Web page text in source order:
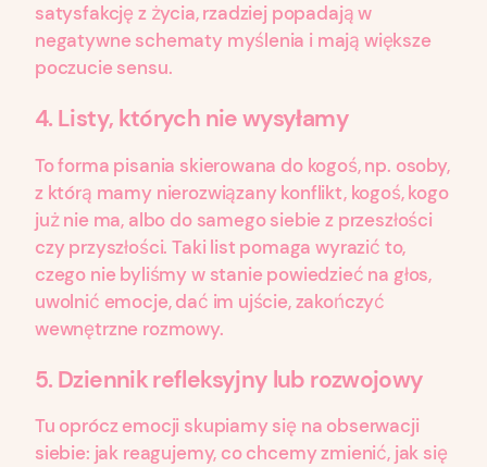
satysfakcję z życia, rzadziej popadają w
negatywne schematy myślenia i mają większe
poczucie sensu.
4. Listy, których nie wysyłamy
To forma pisania skierowana do kogoś, np. osoby,
z którą mamy nierozwiązany konflikt, kogoś, kogo
już nie ma, albo do samego siebie z przeszłości
czy przyszłości. Taki list pomaga wyrazić to,
czego nie byliśmy w stanie powiedzieć na głos,
uwolnić emocje, dać im ujście, zakończyć
wewnętrzne rozmowy.
5. Dziennik refleksyjny lub rozwojowy
Tu oprócz emocji skupiamy się na obserwacji
siebie: jak reagujemy, co chcemy zmienić, jak się